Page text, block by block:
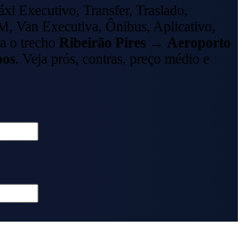
Executivo, Transfer, Traslado,
Van Executiva, Ônibus, Aplicativo,
o trecho Ribeirão Pires → Aeroporto
. Veja prós, contras, preço médio e